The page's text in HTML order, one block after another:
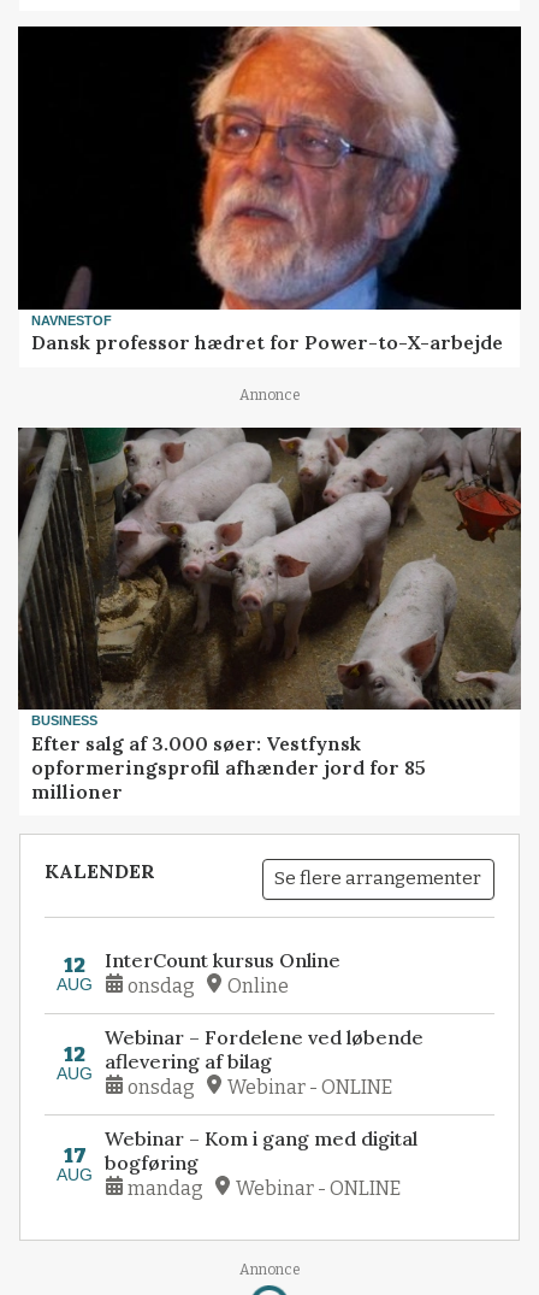
NAVNESTOF
Dansk professor hædret for Power-to-X-arbejde
Annonce
BUSINESS
Efter salg af 3.000 søer: Vestfynsk
opformeringsprofil afhænder jord for 85
millioner
KALENDER Se flere arrangementer
12
AUG
InterCount kursus Online
onsdag Online
12
AUG
Webinar – Fordelene ved løbende
aflevering af bilag
onsdag Webinar - ONLINE
17
AUG
Webinar – Kom i gang med digital
bogføring
mandag Webinar - ONLINE
Annonce